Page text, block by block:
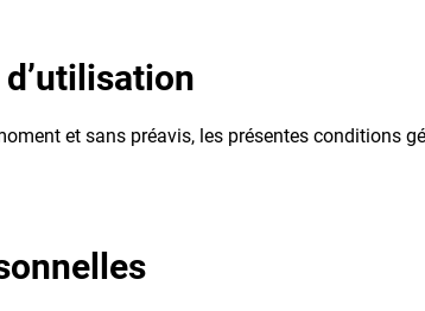
et sans préavis, les présentes conditions